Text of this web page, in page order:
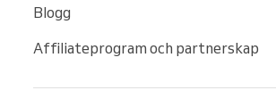
Blogg
Affiliateprogram och partnerskap